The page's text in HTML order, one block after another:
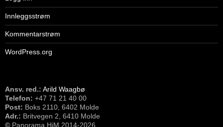
Innleggsstrøm
Kommentarstrøm
WordPress.org
Ansv. red.: Arild Waagbø
Telefon: ​+47 71 21 40 00
Post: Boks 2110, 6402 Molde
Adr.: Britvegen 2, 6410 Molde
© Panorama HiM 2014-2026